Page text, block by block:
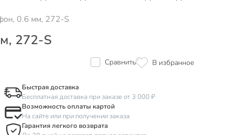
0.6 мм, 272-S
272-S
Сравнить В избранное
Быстрая доставка
Бесплатная доставка при заказе от 3 000 ₽
Возможность оплаты картой
На сайте или при получении заказа
Гарантия легкого возврата